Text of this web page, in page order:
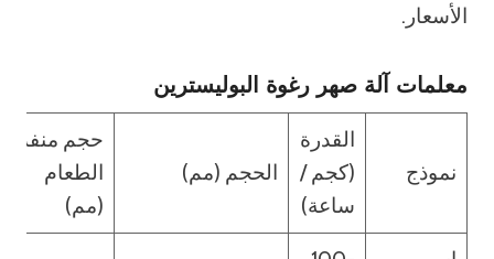
الأسعار.
معلمات آلة صهر رغوة البوليسترين
نموذج
القدرة
(كجم /
ساعة)
الحجم (مم)
حجم منفذ
الطعام
(مم)